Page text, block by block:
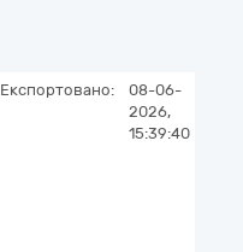
Експортовано:
08-06-
2026,
15:39:40